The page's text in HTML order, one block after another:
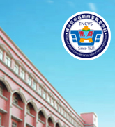
主
要
內
容
區
塊